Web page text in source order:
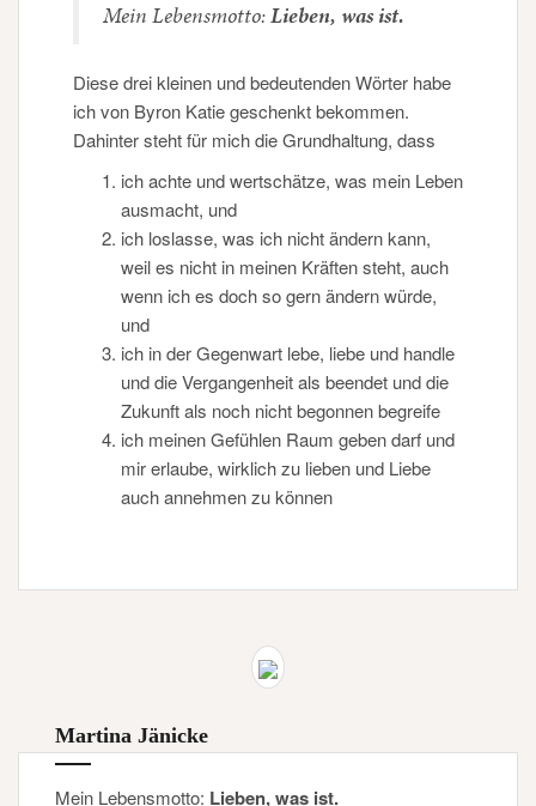
Mein Lebensmotto:Lieben, was ist.
Diese drei kleinen und bedeutenden Wörter habe
ich von Byron Katie geschenkt bekommen.
Dahinter steht für mich die Grundhaltung, dass
ich achte und wertschätze, was mein Leben
ausmacht, und
ich loslasse, was ich nicht ändern kann,
weil es nicht in meinen Kräften steht, auch
wenn ich es doch so gern ändern würde,
und
ich in der Gegenwart lebe, liebe und handle
und die Vergangenheit als beendet und die
Zukunft als noch nicht begonnen begreife
ich meinen Gefühlen Raum geben darf und
mir erlaube, wirklich zu lieben und Liebe
auch annehmen zu können
Martina Jänicke
Mein Lebensmotto: Lieben, was ist.